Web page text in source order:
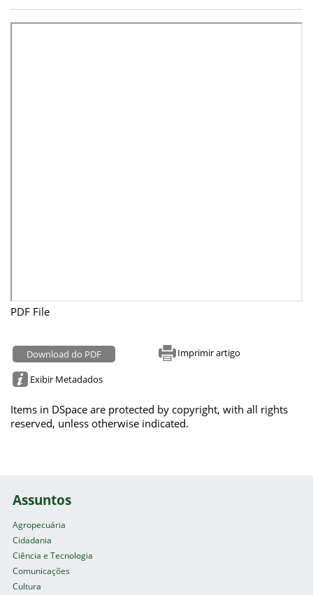
PDF File
Download do PDF Imprimir artigo
Exibir Metadados
Items in DSpace are protected by copyright, with all rights
reserved, unless otherwise indicated.
Assuntos
Agropecuária
Cidadania
Ciência e Tecnologia
Comunicações
Cultura